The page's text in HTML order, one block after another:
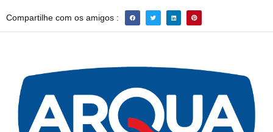
Compartilhe com os amigos :